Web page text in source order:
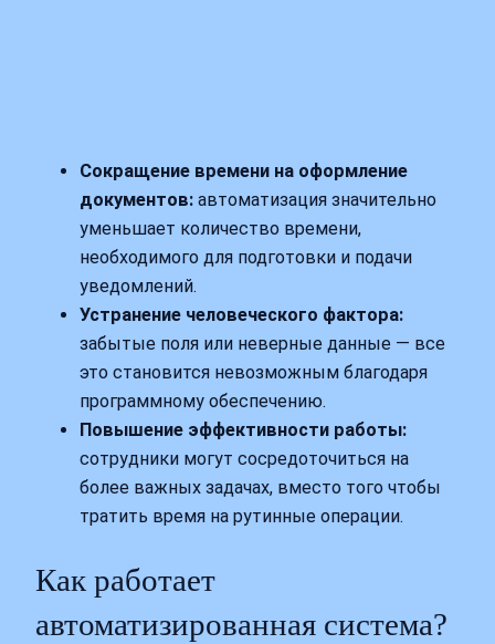
Сокращение времени на оформление
документов: автоматизация значительно
уменьшает количество времени,
необходимого для подготовки и подачи
уведомлений.
Устранение человеческого фактора:
забытые поля или неверные данные — все
это становится невозможным благодаря
программному обеспечению.
Повышение эффективности работы:
сотрудники могут сосредоточиться на
более важных задачах, вместо того чтобы
тратить время на рутинные операции.
Как работает
автоматизированная система?